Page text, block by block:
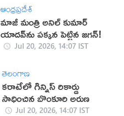
ఆంధ్రప్రదేశ్
మాజీ మంత్రి అనిల్ కుమార్
యాదవ్‌ను పక్కన పెట్టిన జగన్!
Jul 20, 2026, 14:07 IST
తెలంగాణ
కరాటేలో గిన్నిస్ రికార్డు
సాధించిన బొంకూరి అరుణ
Jul 20, 2026, 14:07 IST